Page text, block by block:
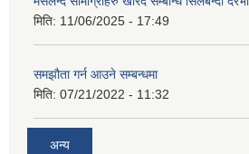
मिति: 11/06/2025 - 17:49
समझौता गर्न आउने सम्बन्धमा
मिति: 07/21/2022 - 11:32
अन्य